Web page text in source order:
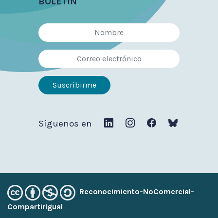
Síguenos en
Reconocimiento-NoComercial-
CompartirIgual